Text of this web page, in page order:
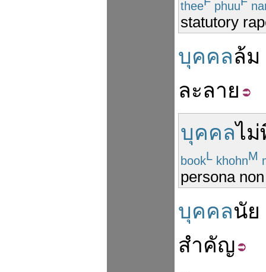
thee
phuu
statutory
บุคคลล้ม
ละลาย
บุคคลไม่
bookL khohnM
persona
บุคคลนัย
สำคัญ